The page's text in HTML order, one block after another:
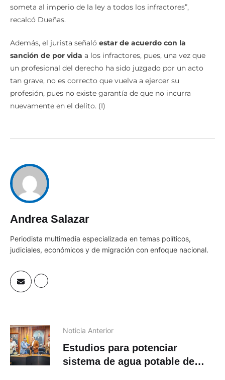
someta al imperio de la ley a todos los infractores”,
recalcó Dueñas.
Además, el jurista señaló estar de acuerdo con la
sanción de por vida a los infractores, pues, una vez que
un profesional del derecho ha sido juzgado por un acto
tan grave, no es correcto que vuelva a ejercer su
profesión, pues no existe garantía de que no incurra
nuevamente en el delito. (I)
Andrea Salazar
Periodista multimedia especializada en temas políticos,
judiciales, económicos y de migración con enfoque nacional.
Noticia Anterior
Estudios para potenciar
sistema de agua potable de